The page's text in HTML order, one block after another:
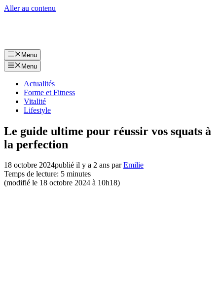
Aller au contenu
Menu
Menu
Actualités
Forme et Fitness
Vitalité
Lifestyle
Le guide ultime pour réussir vos squats à
la perfection
18 octobre 2024publié il y a 2 ans parEmilie
Temps de lecture: 5 minutes
(modifié le 18 octobre 2024 à 10h18)